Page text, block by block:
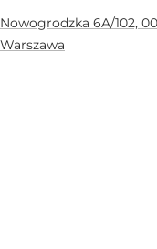
Nowogrodzka 6A/102,
Warszawa